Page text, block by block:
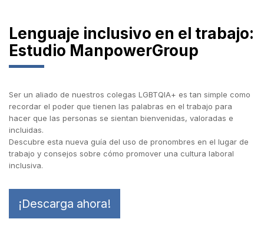
Lenguaje inclusivo en el trabajo:
Estudio ManpowerGroup
Ser un aliado de nuestros colegas LGBTQIA+ es tan simple como
recordar el poder que tienen las palabras en el trabajo para
hacer que las personas se sientan bienvenidas, valoradas e
incluidas.
Descubre esta nueva guía del uso de pronombres en el lugar de
trabajo y consejos sobre cómo promover una cultura laboral
inclusiva.
¡Descarga ahora!